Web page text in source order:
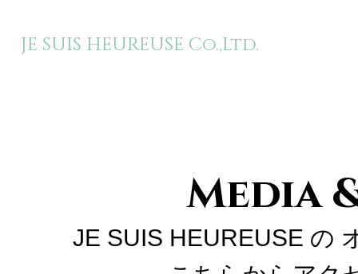
JE SUIS HEUREUSE Co.,Ltd.
Media
JE SUIS HEUREUSE の